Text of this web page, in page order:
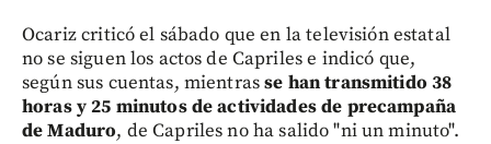
Ocariz criticó el sábado que en la televisión estatal
no se siguen los actos de Capriles e indicó que,
según sus cuentas, mientrasse han transmitido 38
horas y 25 minutos de actividades de precampaña
de Maduro, de Capriles no ha salido "ni un minuto".